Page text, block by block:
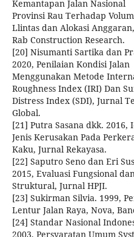
Kemantapan Jalan Nasional
Provinsi Rau Terhadap
Llintas dan Alokasi
Rab Construction Research.
[20] Nisumanti Sartika dan
2020, Penilaian Kondisi Jalan
Menggunakan Metode
Roughness Index (IRI) Dan
Distress Index (SDI), Jurnal
Global.
[21] Putra Sasana dkk. 2016,
Jenis Kerusakan Pada
Kaku, Jurnal Rekayasa.
[22] Saputro Seno dan Eri
2015, Evaluasi Fungsional
Struktural, Jurnal HPJI.
[23] Sukirman Silvia. 1999,
Lentur Jalan Raya, Nova,
[24] Standar Nasional
2003, Persyaratan Umum